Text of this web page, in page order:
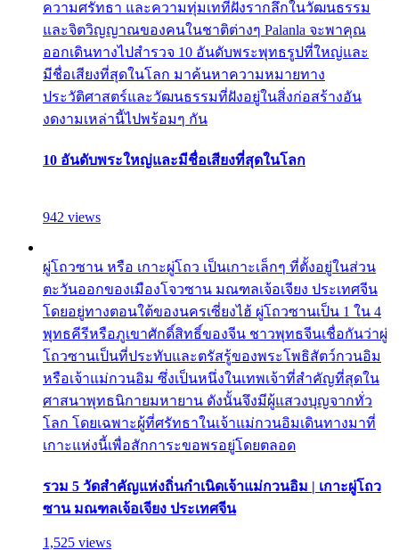
ความศรัทธา และความทุ่มเทที่ฝังรากลึกในวัฒนธรรม
และจิตวิญญาณของคนในชาติต่างๆ Palanla จะพาคุณ
ออกเดินทางไปสำรวจ 10 อันดับพระพุทธรูปที่ใหญ่และ
มีชื่อเสียงที่สุดในโลก มาค้นหาความหมายทาง
ประวัติศาสตร์และวัฒนธรรมที่ฝังอยู่ในสิ่งก่อสร้างอัน
งดงามเหล่านี้ไปพร้อมๆ กัน
10 อันดับพระใหญ่และมีชื่อเสียงที่สุดในโลก
942 views
ผู่โถวซาน หรือ เกาะผู่โถว เป็นเกาะเล็กๆ ที่ตั้งอยู่ในส่วน
ตะวันออกของเมืองโจวซาน มณฑลเจ้อเจียง ประเทศจีน
โดยอยู่ทางตอนใต้ของนครเซี่ยงไฮ้ ผู่โถวซานเป็น 1 ใน 4
พุทธคีรีหรือภูเขาศักดิ์สิทธิ์ของจีน ชาวพุทธจีนเชื่อกันว่าผู่
โถวซานเป็นที่ประทับและตรัสรู้ของพระโพธิสัตว์กวนอิม
หรือเจ้าแม่กวนอิม ซึ่งเป็นหนึ่งในเทพเจ้าที่สำคัญที่สุดใน
ศาสนาพุทธนิกายมหายาน ดังนั้นจึงมีผู้แสวงบุญจากทั่ว
โลก โดยเฉพาะผู้ที่ศรัทธาในเจ้าแม่กวนอิมเดินทางมาที่
เกาะแห่งนี้เพื่อสักการะขอพรอยู่โดยตลอด
รวม 5 วัดสำคัญแห่งถิ่นกำเนิดเจ้าแม่กวนอิม | เกาะผู่โถว
ซาน มณฑลเจ้อเจียง ประเทศจีน
1,525 views